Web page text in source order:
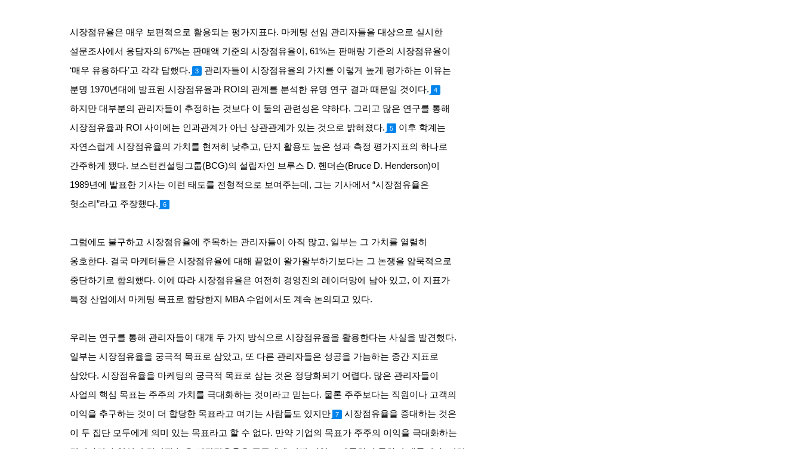
시장점유율은 매우 보편적으로 활용되는 평가지표다. 마케팅 선임 관리자들을 대상으로 실시한
설문조사에서 응답자의 67%는 판매액 기준의 시장점유율이, 61%는 판매량 기준의 시장점유율이
‘매우 유용하다’고 각각 답했다. 3
관리자들이 시장점유율의 가치를 이렇게 높게 평가하는 이유는
분명 1970년대에 발표된 시장점유율과 ROI의 관계를 분석한 유명 연구 결과 때문일 것이다. 4
하지만 대부분의 관리자들이 추정하는 것보다 이 둘의 관련성은 약하다. 그리고 많은 연구를 통해
시장점유율과 ROI 사이에는 인과관계가 아닌 상관관계가 있는 것으로 밝혀졌다. 5
이후 학계는
자연스럽게 시장점유율의 가치를 현저히 낮추고, 단지 활용도 높은 성과 측정 평가지표의 하나로
간주하게 됐다. 보스턴컨설팅그룹(BCG)의 설립자인 브루스 D. 헨더슨(Bruce D. Henderson)이
1989년에 발표한 기사는 이런 태도를 전형적으로 보여주는데, 그는 기사에서 “시장점유율은
헛소리”라고 주장했다. 6
그럼에도 불구하고 시장점유율에 주목하는 관리자들이 아직 많고, 일부는 그 가치를 열렬히
옹호한다. 결국 마케터들은 시장점유율에 대해 끝없이 왈가왈부하기보다는 그 논쟁을 암묵적으로
중단하기로 합의했다. 이에 따라 시장점유율은 여전히 경영진의 레이더망에 남아 있고, 이 지표가
특정 산업에서 마케팅 목표로 합당한지 MBA 수업에서도 계속 논의되고 있다.
우리는 연구를 통해 관리자들이 대개 두 가지 방식으로 시장점유율을 활용한다는 사실을 발견했다.
일부는 시장점유율을 궁극적 목표로 삼았고, 또 다른 관리자들은 성공을 가늠하는 중간 지표로
삼았다. 시장점유율을 마케팅의 궁극적 목표로 삼는 것은 정당화되기 어렵다. 많은 관리자들이
사업의 핵심 목표는 주주의 가치를 극대화하는 것이라고 믿는다. 물론 주주보다는 직원이나 고객의
이익을 추구하는 것이 더 합당한 목표라고 여기는 사람들도 있지만
7
시장점유율을 증대하는 것은
이 두 집단 모두에게 의미 있는 목표라고 할 수 없다. 만약 기업의 목표가 주주의 이익을 극대화하는